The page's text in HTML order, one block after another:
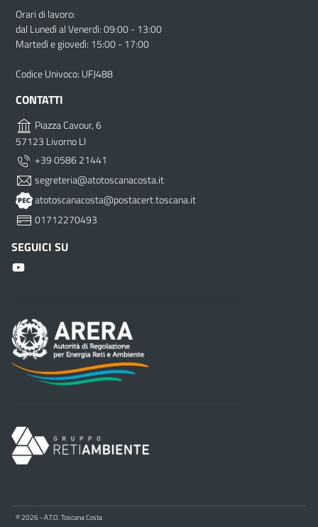
Orari di lavoro:
dal Lunedì al Venerdì: 09:00 - 13:00
Martedì e giovedì: 15:00 - 17:00
Codice Univoco: UFJ488
CONTATTI
Piazza Cavour, 6
57123 Livorno LI
+39 0586 21441
segreteria@atotoscanacosta.it
atotoscanacosta@postacert.toscana.it
01712270493
SEGUICI SU
© 2026 - A.T.O. Toscana Costa